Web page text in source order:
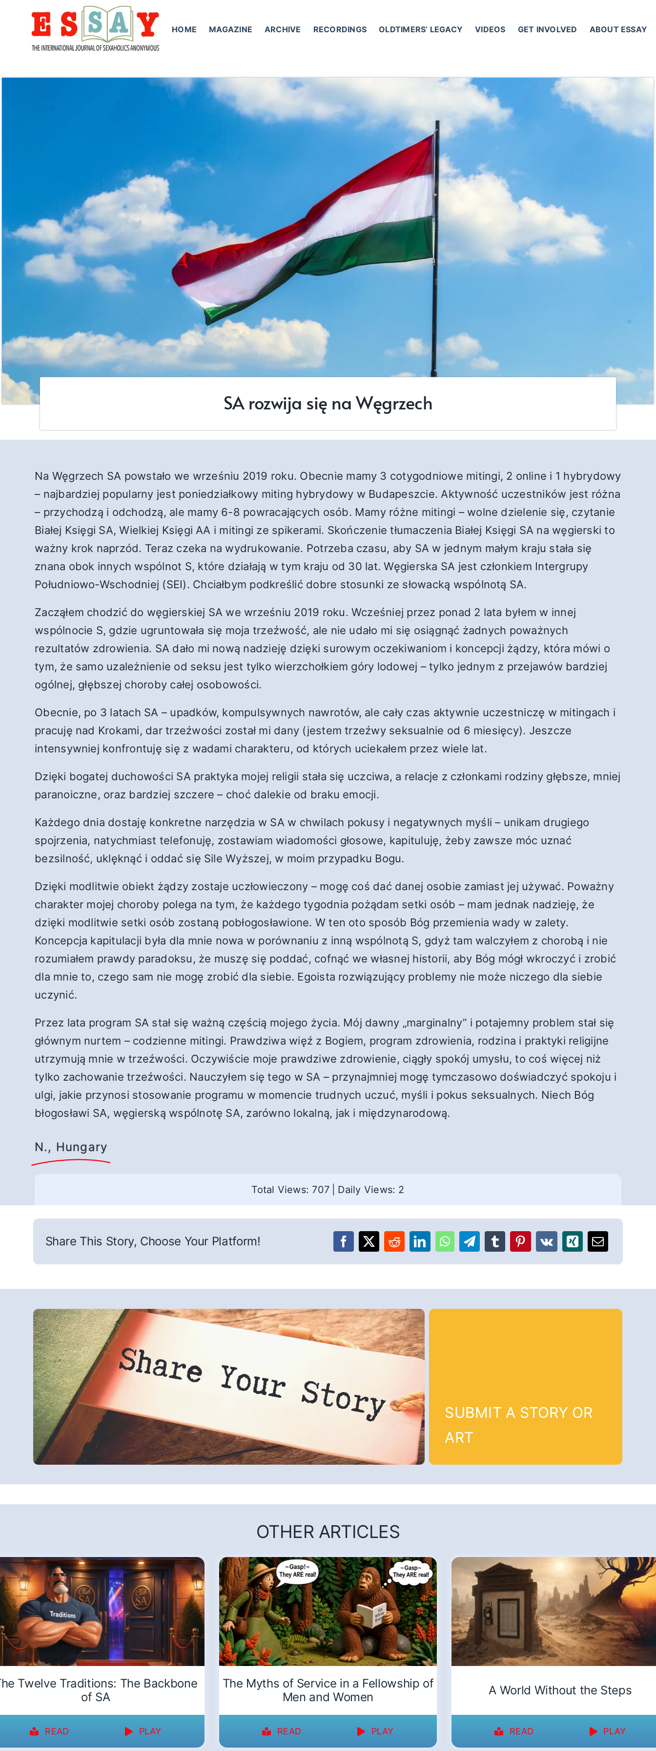
HOME MAGAZINE ARCHIVE RECORDINGS OLDTIMERS’ LEGACY VIDEOS GET INVOLVED ABOUT ESSAY
SA rozwija się na Węgrzech
Na Węgrzech SA powstało we wrześniu 2019 roku. Obecnie mamy 3 cotygodniowe mitingi, 2 online i 1 hybrydowy
– najbardziej popularny jest poniedziałkowy miting hybrydowy w Budapeszcie. Aktywność uczestników jest różna
– przychodzą i odchodzą, ale mamy 6-8 powracających osób. Mamy różne mitingi – wolne dzielenie się, czytanie
Białej Księgi SA, Wielkiej Księgi AA i mitingi ze spikerami. Skończenie tłumaczenia Białej Księgi SA na węgierski to
ważny krok naprzód. Teraz czeka na wydrukowanie. Potrzeba czasu, aby SA w jednym małym kraju stała się
znana obok innych wspólnot S, które działają w tym kraju od 30 lat. Węgierska SA jest członkiem Intergrupy
Południowo-Wschodniej (SEI). Chciałbym podkreślić dobre stosunki ze słowacką wspólnotą SA.
Zacząłem chodzić do węgierskiej SA we wrześniu 2019 roku. Wcześniej przez ponad 2 lata byłem w innej
wspólnocie S, gdzie ugruntowała się moja trzeźwość, ale nie udało mi się osiągnąć żadnych poważnych
rezultatów zdrowienia. SA dało mi nową nadzieję dzięki surowym oczekiwaniom i koncepcji żądzy, która mówi o
tym, że samo uzależnienie od seksu jest tylko wierzchołkiem góry lodowej – tylko jednym z przejawów bardziej
ogólnej, głębszej choroby całej osobowości.
Obecnie, po 3 latach SA – upadków, kompulsywnych nawrotów, ale cały czas aktywnie uczestniczę w mitingach i
pracuję nad Krokami, dar trzeźwości został mi dany (jestem trzeźwy seksualnie od 6 miesięcy). Jeszcze
intensywniej konfrontuję się z wadami charakteru, od których uciekałem przez wiele lat.
Dzięki bogatej duchowości SA praktyka mojej religii stała się uczciwa, a relacje z członkami rodziny głębsze, mniej
paranoiczne, oraz bardziej szczere – choć dalekie od braku emocji.
Każdego dnia dostaję konkretne narzędzia w SA w chwilach pokusy i negatywnych myśli – unikam drugiego
spojrzenia, natychmiast telefonuję, zostawiam wiadomości głosowe, kapituluję, żeby zawsze móc uznać
bezsilność, uklęknąć i oddać się Sile Wyższej, w moim przypadku Bogu.
Dzięki modlitwie obiekt żądzy zostaje uczłowieczony – mogę coś dać danej osobie zamiast jej używać. Poważny
charakter mojej choroby polega na tym, że każdego tygodnia pożądam setki osób – mam jednak nadzieję, że
dzięki modlitwie setki osób zostaną pobłogosławione. W ten oto sposób Bóg przemienia wady w zalety.
Koncepcja kapitulacji była dla mnie nowa w porównaniu z inną wspólnotą S, gdyż tam walczyłem z chorobą i nie
rozumiałem prawdy paradoksu, że muszę się poddać, cofnąć we własnej historii, aby Bóg mógł wkroczyć i zrobić
dla mnie to, czego sam nie mogę zrobić dla siebie. Egoista rozwiązujący problemy nie może niczego dla siebie
uczynić.
Przez lata program SA stał się ważną częścią mojego życia. Mój dawny „marginalny” i potajemny problem stał się
głównym nurtem – codzienne mitingi. Prawdziwa więź z Bogiem, program zdrowienia, rodzina i praktyki religijne
utrzymują mnie w trzeźwości. Oczywiście moje prawdziwe zdrowienie, ciągły spokój umysłu, to coś więcej niż
tylko zachowanie trzeźwości. Nauczyłem się tego w SA – przynajmniej mogę tymczasowo doświadczyć spokoju i
ulgi, jakie przynosi stosowanie programu w momencie trudnych uczuć, myśli i pokus seksualnych. Niech Bóg
błogosławi SA, węgierską wspólnotę SA, zarówno lokalną, jak i międzynarodową.
N., Hungary
Total Views: 707 Daily Views: 2
Share This Story, Choose Your Platform!
SUBMIT A STORY OR
ART
OTHER ARTICLES
Twelve Traditions: The Backbone
of SA
READ PLAY
The Myths of Service in a Fellowship of
Men and Women
READ PLAY
A World Without the Steps
READ PLAY